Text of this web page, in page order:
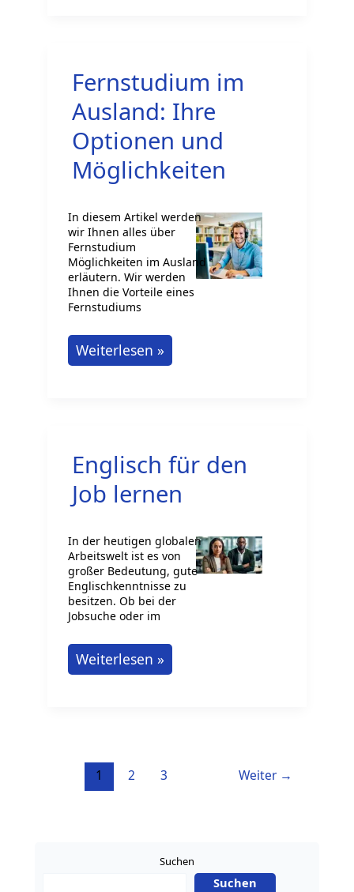
Karriereerfolg!
Fernstudium im
Ausland: Ihre
Optionen und
Möglichkeiten
In diesem Artikel werden
wir Ihnen alles über
Fernstudium
Möglichkeiten im Ausland
erläutern. Wir werden
Ihnen die Vorteile eines
Fernstudiums
Fernstudium
und
Möglichkeiten
Weiterlesen »
Englisch für den
Job lernen
In der heutigen globalen
Arbeitswelt ist es von
großer Bedeutung, gute
Englischkenntnisse zu
besitzen. Ob bei der
Jobsuche oder im
Englisch
Weiterlesen »
1 2 3 Weiter →
Suchen
Suchen